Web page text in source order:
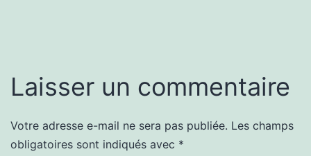
Laisser un commentaire
Votre adresse e-mail ne sera pas publiée. Les champs
obligatoires sont indiqués avec *